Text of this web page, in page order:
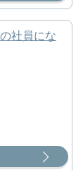
社員にな